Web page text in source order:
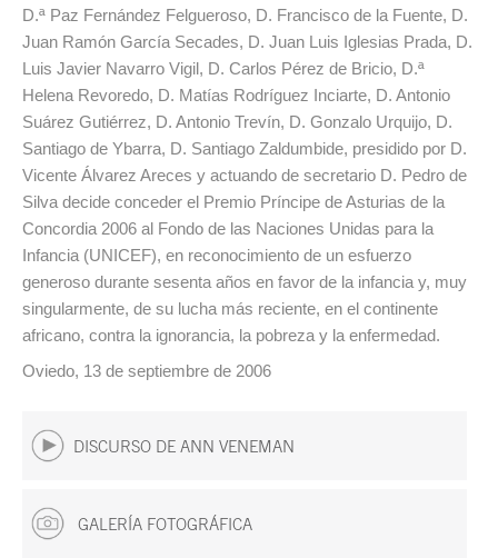
D.ª Paz Fernández Felgueroso, D. Francisco de la Fuente, D.
Juan Ramón García Secades, D. Juan Luis Iglesias Prada, D.
Luis Javier Navarro Vigil, D. Carlos Pérez de Bricio, D.ª
Helena Revoredo, D. Matías Rodríguez Inciarte, D. Antonio
Suárez Gutiérrez, D. Antonio Trevín, D. Gonzalo Urquijo, D.
Santiago de Ybarra, D. Santiago Zaldumbide, presidido por D.
Vicente Álvarez Areces y actuando de secretario D. Pedro de
Silva decide conceder el Premio Príncipe de Asturias de la
Concordia 2006 al Fondo de las Naciones Unidas para la
Infancia (UNICEF), en reconocimiento de un esfuerzo
generoso durante sesenta años en favor de la infancia y, muy
singularmente, de su lucha más reciente, en el continente
africano, contra la ignorancia, la pobreza y la enfermedad.
Oviedo, 13 de septiembre de 2006
DISCURSO DE ANN VENEMAN
GALERÍA FOTOGRÁFICA